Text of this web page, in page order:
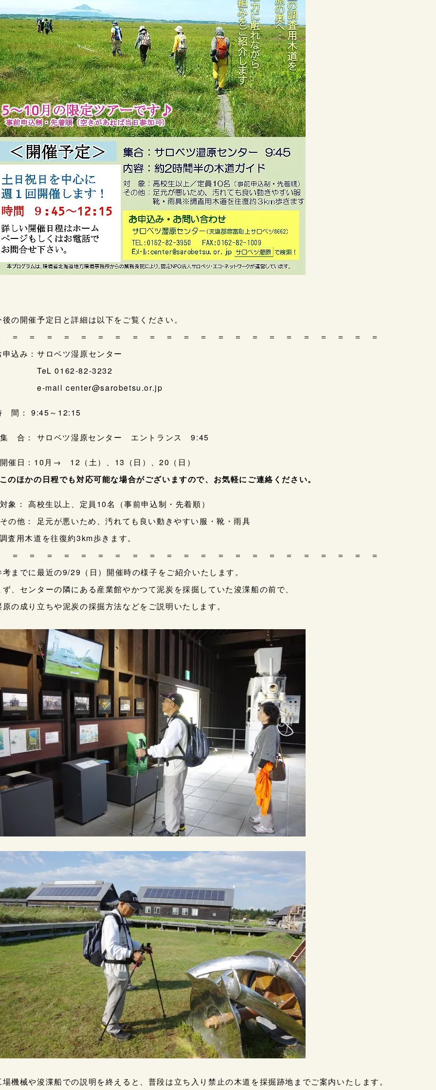
後の開催予定日と詳細は以下をご覧ください。
＝ ＝ ＝ ＝ ＝ ＝ ＝ ＝ ＝ ＝ ＝ ＝ ＝ ＝ ＝ ＝ ＝ ＝ ＝ ＝ ＝ ＝
申込み：サロベツ湿原センター
0162-82-3232
mail center@sarobetsu.or.jp
間： 9:45～12:15
合： サロベツ湿原センター エントランス 9:45
催日：10月→ 12（土）、13（日）、20（日）
のほかの日程でも対応可能な場合がございますので、お気軽にご連絡ください。
象： 高校生以上、定員10名（事前申込制・先着順）
の他： 足元が悪いため、汚れても良い動きやすい服・靴・雨具
査用木道を往復約3km歩きます。
＝ ＝ ＝ ＝ ＝ ＝ ＝ ＝ ＝ ＝ ＝ ＝ ＝ ＝ ＝ ＝ ＝ ＝ ＝ ＝ ＝ ＝
考までに最近の9/29（日）開催時の様子をご紹介いたします。
ず、センターの隣にある産業館やかつて泥炭を採掘していた浚渫船の前で、
原の成り立ちや泥炭の採掘方法などをご説明いたします。
場機械や浚渫船での説明を終えると、普段は立ち入り禁止の木道を採掘跡地までご案内いたします。